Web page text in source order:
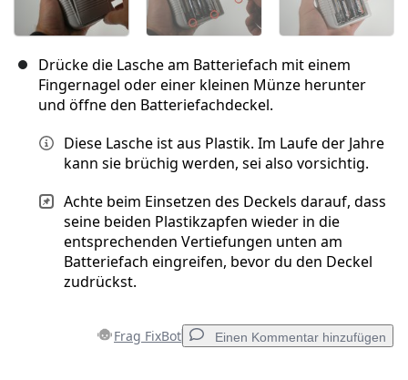
Drücke die Lasche am Batteriefach mit einem
Fingernagel oder einer kleinen Münze herunter
und öffne den Batteriefachdeckel.
Diese Lasche ist aus Plastik. Im Laufe der Jahre
kann sie brüchig werden, sei also vorsichtig.
Achte beim Einsetzen des Deckels darauf, dass
seine beiden Plastikzapfen wieder in die
entsprechenden Vertiefungen unten am
Batteriefach eingreifen, bevor du den Deckel
zudrückst.
Frag FixBot Einen Kommentar hinzufügen